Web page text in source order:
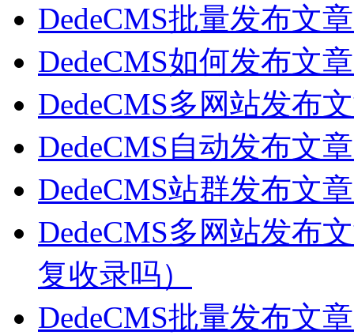
DedeCMS批量发布文
DedeCMS如何发布文
DedeCMS多网站发布
DedeCMS自动发布文
DedeCMS站群发布文
DedeCMS多网站发布
复收录吗）
DedeCMS批量发布文